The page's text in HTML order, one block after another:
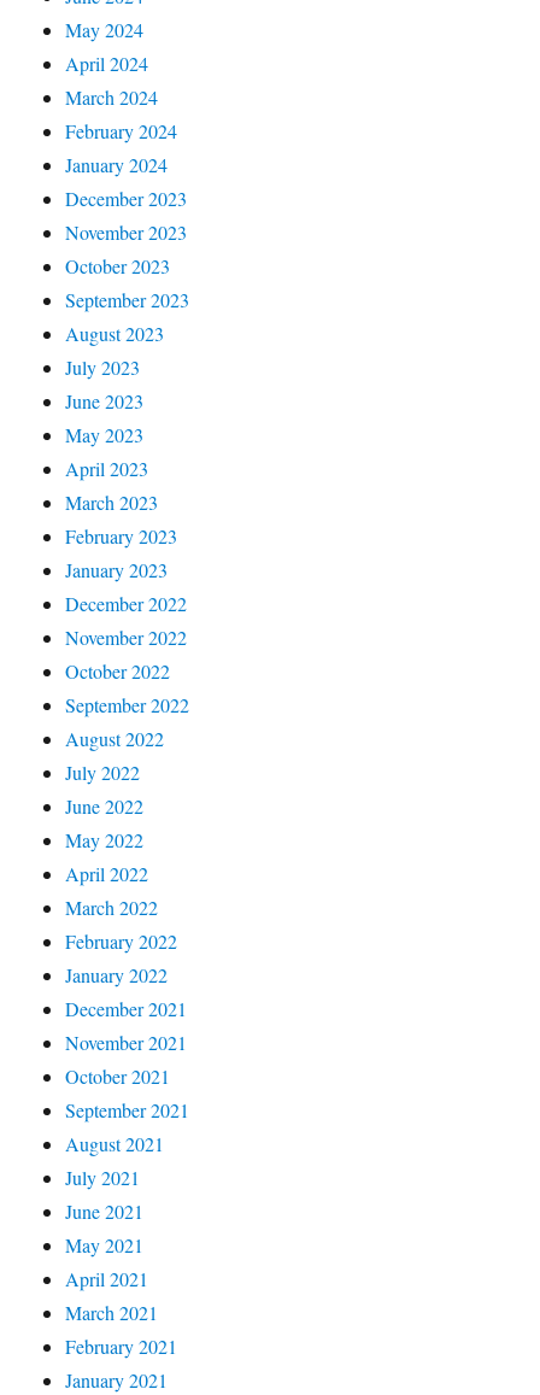
May 2024
April 2024
March 2024
February 2024
January 2024
December 2023
November 2023
October 2023
September 2023
August 2023
July 2023
June 2023
May 2023
April 2023
March 2023
February 2023
January 2023
December 2022
November 2022
October 2022
September 2022
August 2022
July 2022
June 2022
May 2022
April 2022
March 2022
February 2022
January 2022
December 2021
November 2021
October 2021
September 2021
August 2021
July 2021
June 2021
May 2021
April 2021
March 2021
February 2021
January 2021